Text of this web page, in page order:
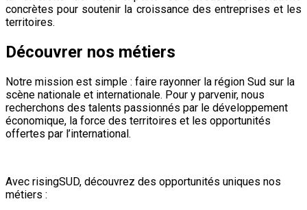
concrètes pour soutenir la croissance des entreprises et les
territoires.
Découvrer nos métiers
Notre mission est simple : faire rayonner la région Sud sur la
scène nationale et internationale. Pour y parvenir, nous
recherchons des talents passionnés par le développement
économique, la force des territoires et les opportunités
offertes par l’international.
Avec risingSUD, découvrez des opportunités uniques nos
métiers :